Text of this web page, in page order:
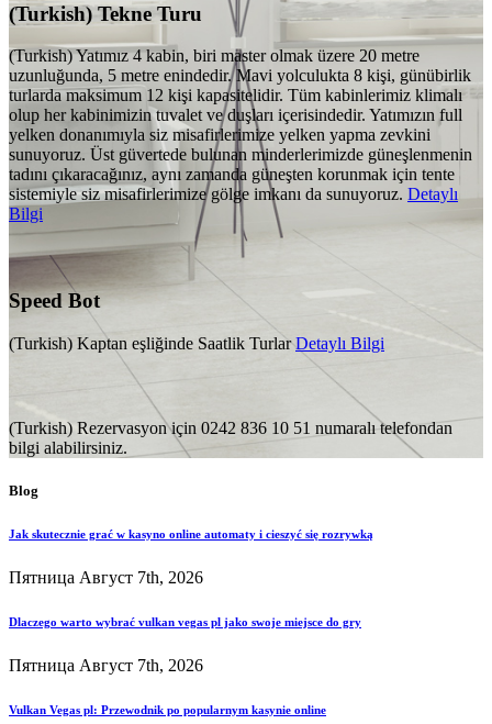
(Turkish) Tekne Turu
(Turkish) Yatımız 4 kabin, biri master olmak üzere 20 metre
uzunluğunda, 5 metre enindedir. Mavi yolculukta 8 kişi, günübirlik
turlarda maksimum 12 kişi kapasitelidir. Tüm kabinlerimiz klimalı
olup her kabinimizin tuvalet ve duşları içerisindedir. Yatımızın full
yelken donanımıyla siz misafirlerimize yelken yapma zevkini
sunuyoruz. Üst güvertede bulunan minderlerimizde güneşlenmenin
tadını çıkaracağınız, aynı zamanda güneşten korunmak için tente
sistemiyle siz misafirlerimize gölge imkanı da sunuyoruz. Detaylı
Bilgi
Speed Bot
(Turkish) Kaptan eşliğinde Saatlik TurlarDetaylı Bilgi
(Turkish) Rezervasyon için 0242 836 10 51 numaralı telefondan
bilgi alabilirsiniz.
Blog
Jak skutecznie grać w kasyno online automaty i cieszyć się rozrywką
Пятница Август 7th, 2026
Dlaczego warto wybrać vulkan vegas pl jako swoje miejsce do gry
Пятница Август 7th, 2026
Vulkan Vegas pl: Przewodnik po popularnym kasynie online